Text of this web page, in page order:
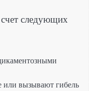
следующих
или вызывают гибель